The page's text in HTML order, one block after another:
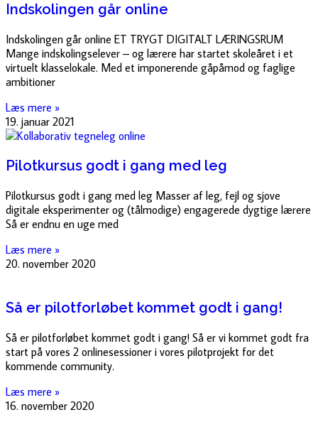
Indskolingen går online
Indskolingen går online ET TRYGT DIGITALT LÆRINGSRUM
Mange indskolingselever – og lærere har startet skoleåret i et
virtuelt klasselokale. Med et imponerende gåpåmod og faglige
ambitioner
Læs mere »
19. januar 2021
Pilotkursus godt i gang med leg
Pilotkursus godt i gang med leg Masser af leg, fejl og sjove
digitale eksperimenter og (tålmodige) engagerede dygtige lærere
Så er endnu en uge med
Læs mere »
20. november 2020
Så er pilotforløbet kommet godt i gang!
Så er pilotforløbet kommet godt i gang! Så er vi kommet godt fra
start på vores 2 onlinesessioner i vores pilotprojekt for det
kommende community.
Læs mere »
16. november 2020